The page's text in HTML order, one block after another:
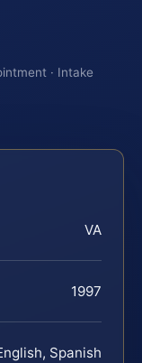
· Intake
VA
1997
Spanish